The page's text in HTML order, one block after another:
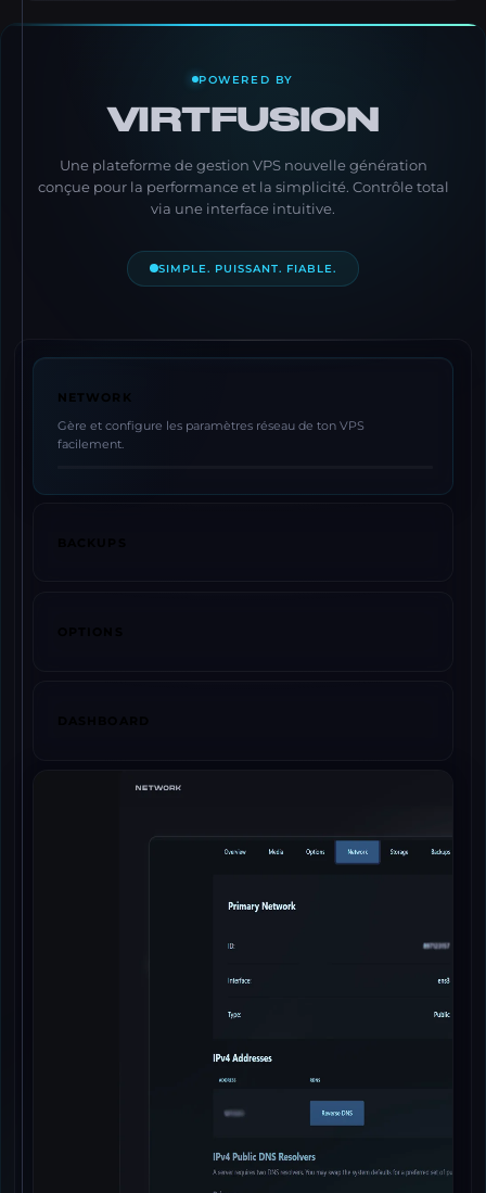
POWERED BY
VIRTFUSION
Une plateforme de gestion VPS nouvelle génération
conçue pour la performance et la simplicité. Contrôle total
via une interface intuitive.
SIMPLE. PUISSANT. FIABLE.
NETWORK
Gère et configure les paramètres réseau de ton VPS
facilement.